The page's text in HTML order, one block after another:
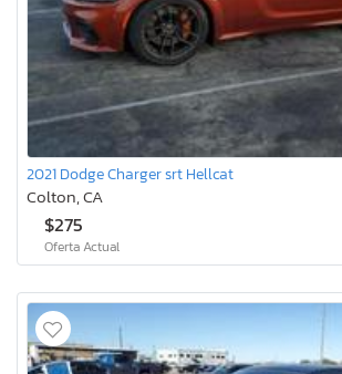
2021 Dodge Charger srt Hellcat
Colton, CA
$275
Oferta Actual